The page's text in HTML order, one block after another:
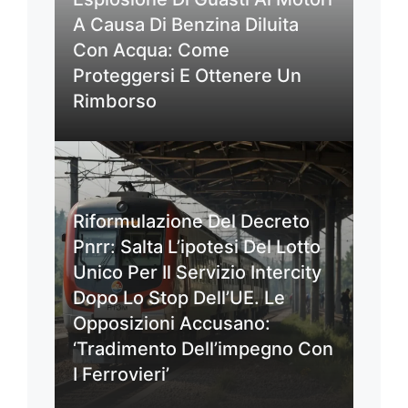
A Causa Di Benzina Diluita
Con Acqua: Come
Proteggersi E Ottenere Un
Rimborso
Riformulazione Del Decreto
Pnrr: Salta L’ipotesi Del Lotto
Unico Per Il Servizio Intercity
Dopo Lo Stop Dell’UE. Le
Opposizioni Accusano:
‘Tradimento Dell’impegno Con
I Ferrovieri’